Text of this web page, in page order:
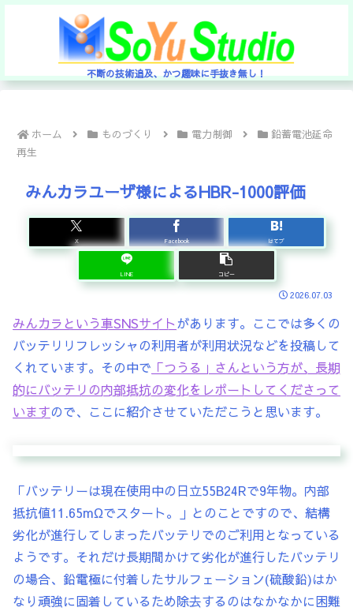
不断の技術追及、かつ趣味に手抜き無し！
ホーム ものづくり 電力制御
鉛蓄電池延命
再生
みんカラユーザ様によるHBR-1000評価
X Facebook はてブ
LINE コピー
2026.07.03
みんカラという車SNSサイトがあります。ここでは多くの
バッテリリフレッシャの利用者が利用状況などを投稿して
くれています。その中で 「つうる」さんという方が、長期
的にバッテリの内部抵抗の変化をレポートしてくださって
いますので、ここに紹介させていただこうと思います。
「バッテリーは現在使用中の日立55B24Rで9年物。内部
抵抗値11.65mΩでスタート。」とのことですので、結構
劣化が進行してしまったバッテリでのご利用となっている
ようです。それだけ長期間かけて劣化が進行したバッテリ
の場合、鉛電極に付着したサルフェーション(硫酸鉛)はか
なり頑強に固着しているため除去するのはなかなかに困難